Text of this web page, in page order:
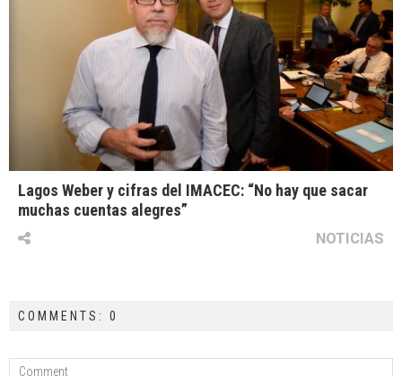
Lagos Weber y cifras del IMACEC: “No hay que sacar
muchas cuentas alegres”
NOTICIAS
COMMENTS: 0